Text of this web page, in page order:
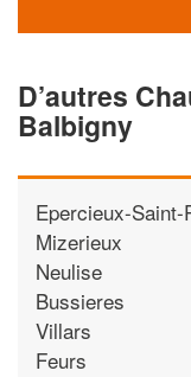
D’autres
Balbigny
Epercieux-Saint-
Mizerieux
Neulise
Bussieres
Villars
Feurs